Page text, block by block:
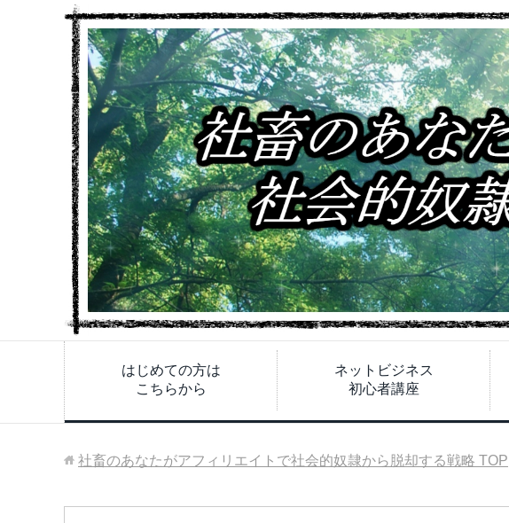
はじめての方は
こちらから
ネットビジネス
初心者講座
社畜のあなたがアフィリエイトで社会的奴隷から脱却する戦略 TOP